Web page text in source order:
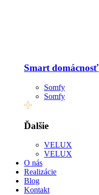
Smart domácnosť
Somfy
Somfy
Ďalšie
VELUX
VELUX
O nás
Realizácie
Blog
Kontakt